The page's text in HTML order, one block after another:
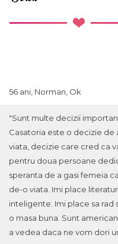
56 ani, Norman, Ok
"Sunt multe decizii
Casatoria este o decizie de
viata, decizie care cred ca
pentru doua persoane
speranta de a gasi femeia
de-o viata. Imi place
inteligente. Imi place sa rad
o masa buna. Sunt
a vedea daca ne vom dori